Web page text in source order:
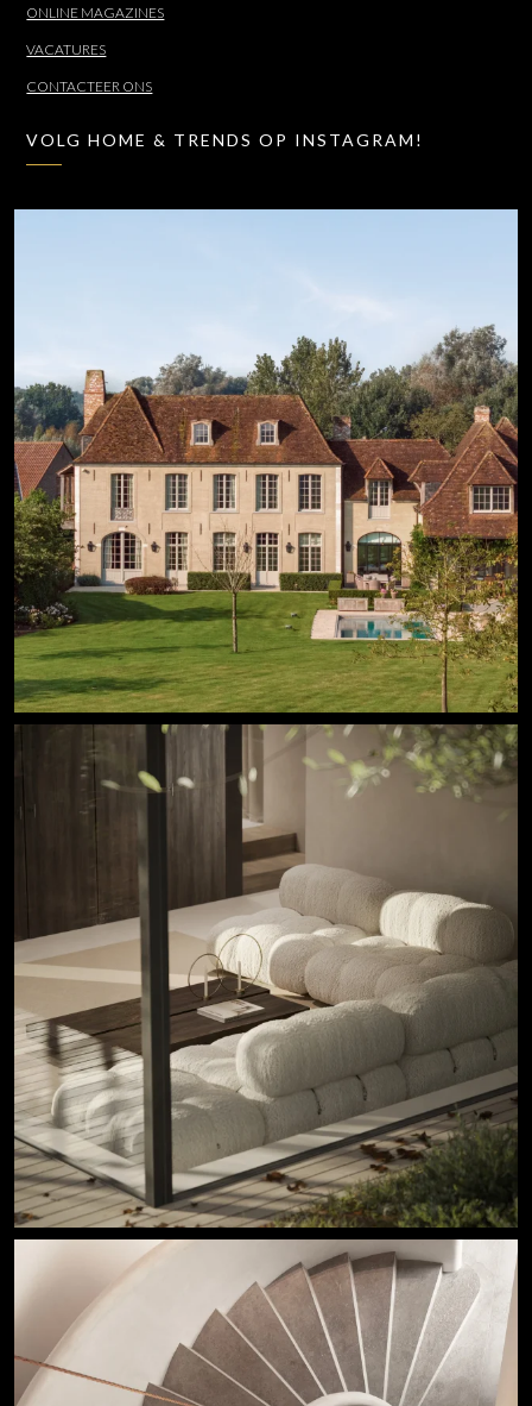
ONLINE MAGAZINES
VACATURES
CONTACTEER ONS
VOLG HOME & TRENDS OP INSTAGRAM!